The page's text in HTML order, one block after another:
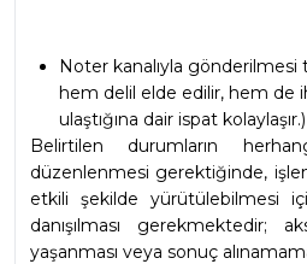
Noter kanalıyla gönderilmesi
hem delil elde edilir, hem de
ulaştığına dair ispat kolaylaşır.)
Belirtilen durumların
düzenlenmesi gerektiğinde,
etkili şekilde yürütülebilmesi
danışılması gerekmektedir;
yaşanması veya sonuç